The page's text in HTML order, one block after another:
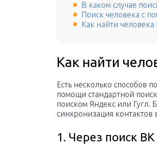
В каком случае
Поиск человека с
Как найти человека
Как найти
Есть несколько способов
помощи стандартной
поиском Яндекс или Гугл.
синхронизация контактов
1. Через поиск ВК